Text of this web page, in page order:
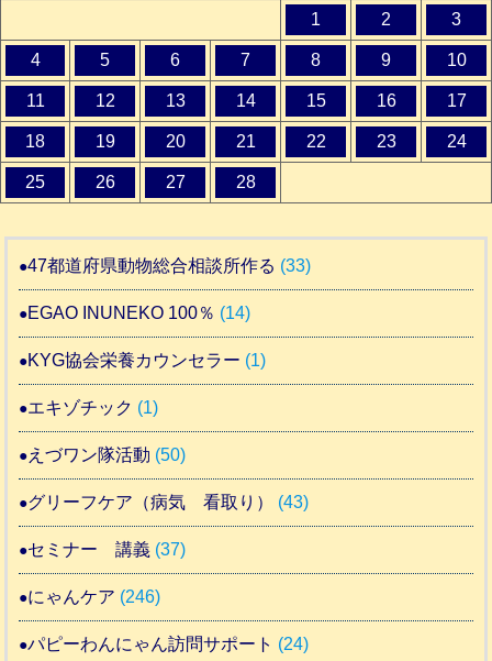
1 2 3
4 5 6 7 8 9 10
11 12 13 14 15 16 17
18 19 20 21 22 23 24
25 26 27 28
47都道府県動物総合相談所作る (33)
EGAO INUNEKO 100％ (14)
KYG協会栄養カウンセラー (1)
エキゾチック (1)
えづワン隊活動 (50)
グリーフケア（病気 看取り） (43)
セミナー 講義 (37)
にゃんケア (246)
パピーわんにゃん訪問サポート (24)